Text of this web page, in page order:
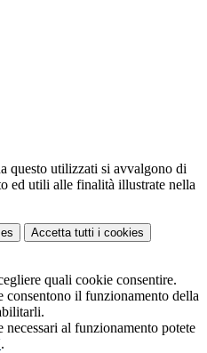
questo utilizzati si avvalgono di
ed utili alle finalità illustrate nella
Accetta tutti i cookies
quali cookie consentire.
consentono il funzionamento della
al funzionamento potete
.